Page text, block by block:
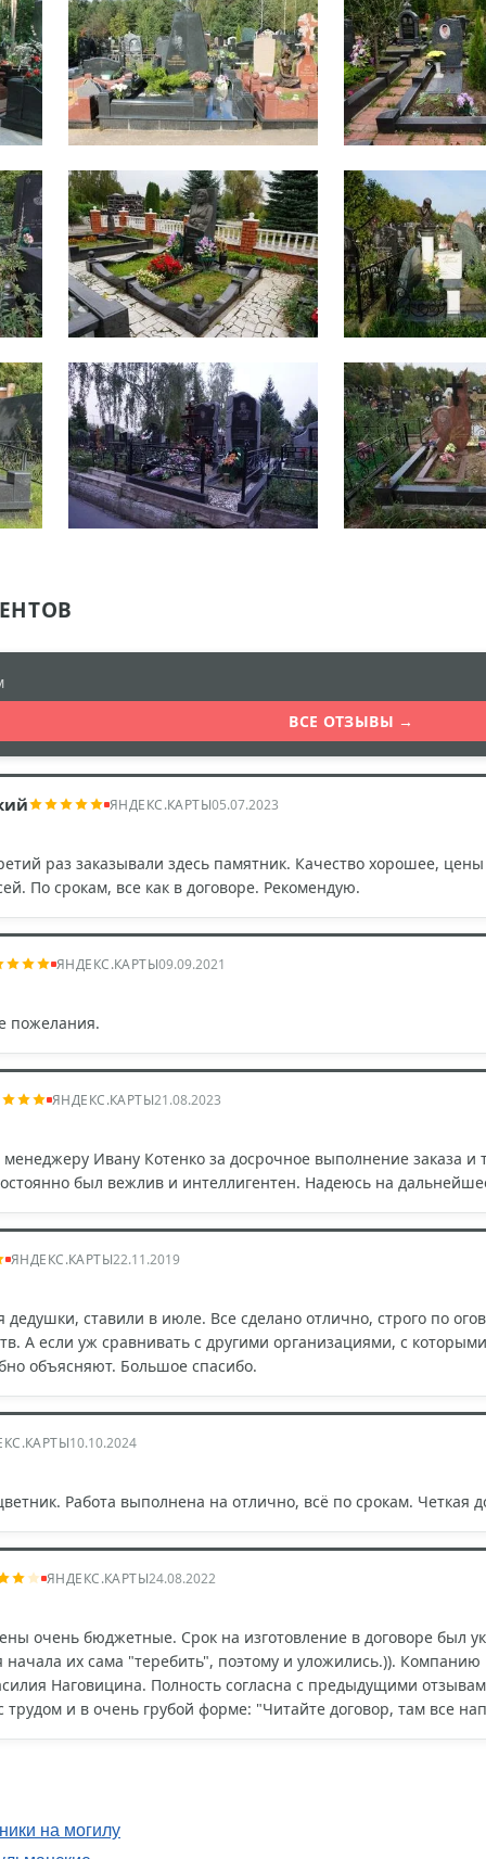
ВСЕ ОТЗЫВЫ →
ЯНДЕКС.КАРТЫ05.07.2023
раз заказывали здесь памятник. Качество хорошее,
По срокам, все как в договоре. Рекомендую.
ЯНДЕКС.КАРТЫ09.09.2021
пожелания.
ЯНДЕКС.КАРТЫ21.08.2023
менеджеру Ивану Котенко за досрочное выполнение заказа
был вежлив и интеллигентен. Надеюсь на
ЯНДЕКС.КАРТЫ22.11.2019
дедушки, ставили в июле. Все сделано отлично, строго по
А если уж сравнивать с другими организациями, с
объясняют. Большое спасибо.
10.10.2024
Работа выполнена на отлично, всё по срокам. Четкая
ЯНДЕКС.КАРТЫ24.08.2022
очень бюджетные. Срок на изготовление в договоре был
начала их сама "теребить", поэтому и уложились.)).
Наговицина. Полность согласна с предыдущими
трудом и в очень грубой форме: "Читайте договор, там все
на могилу